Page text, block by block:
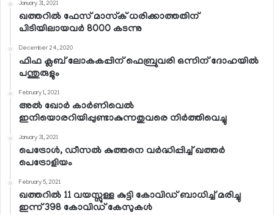
January 31, 2021
ഖത്തറില്‍ ഫേസ് മാസ്‌ക് ധരിക്കാത്തതിന്
പിടിയിലായവര്‍ 8000 കടന്നു
December 24, 2020
ഫിഫ ക്ലബ് ലോകകപ്പിന് ഫെബ്രുവരി ഒന്നിന് ദോഹയില്‍
പന്തുരുളും
February 1, 2021
അല്‍ ഖോര്‍ കാര്‍ണിവെല്‍
ഇനിയൊരറിയിപ്പുണ്ടാകുന്നതുവരെ നിര്‍ത്തിവെച്ചു
January 31, 2021
പെട്രോള്‍, ഡീസല്‍ കുത്തനെ വര്‍ദ്ധിപ്പിച്ച് ഖത്തര്‍
പെട്രോളിയം
February 5, 2021
ഖത്തറില്‍ 11 വയസ്സുള്ള കുട്ടി കോവിഡ് ബാധിച്ച് മരിച്ചു
ഇന്ന് 398 കോവിഡ് കേസുകള്‍